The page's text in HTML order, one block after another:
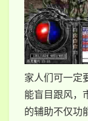
家人们可一定
能盲目跟风，
的辅助不仅功